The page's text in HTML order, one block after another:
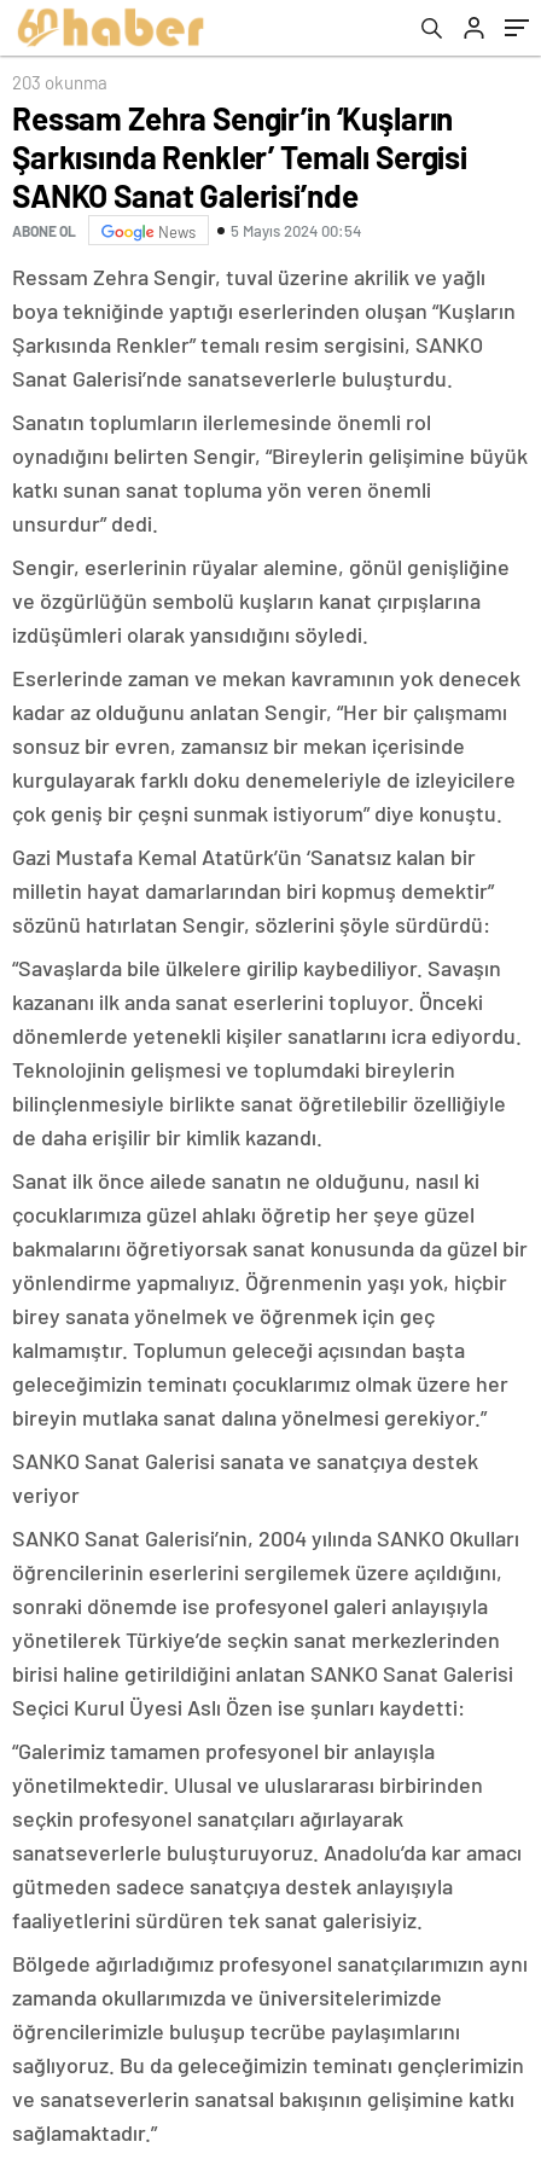
Galerisi’nde
203 okunma
Ressam Zehra Sengir’in ‘Kuşların
Şarkısında Renkler’ Temalı Sergisi
SANKO Sanat Galerisi’nde
ABONE OL News 5 Mayıs 2024 00:54
Ressam Zehra Sengir, tuval üzerine akrilik ve yağlı
boya tekniğinde yaptığı eserlerinden oluşan “Kuşların
Şarkısında Renkler” temalı resim sergisini, SANKO
Sanat Galerisi’nde sanatseverlerle buluşturdu.
Sanatın toplumların ilerlemesinde önemli rol
oynadığını belirten Sengir, “Bireylerin gelişimine büyük
katkı sunan sanat topluma yön veren önemli
unsurdur” dedi.
Sengir, eserlerinin rüyalar alemine, gönül genişliğine
ve özgürlüğün sembolü kuşların kanat çırpışlarına
izdüşümleri olarak yansıdığını söyledi.
Eserlerinde zaman ve mekan kavramının yok denecek
kadar az olduğunu anlatan Sengir, “Her bir çalışmamı
sonsuz bir evren, zamansız bir mekan içerisinde
kurgulayarak farklı doku denemeleriyle de izleyicilere
çok geniş bir çeşni sunmak istiyorum” diye konuştu.
Gazi Mustafa Kemal Atatürk’ün ‘Sanatsız kalan bir
milletin hayat damarlarından biri kopmuş demektir”
sözünü hatırlatan Sengir, sözlerini şöyle sürdürdü:
“Savaşlarda bile ülkelere girilip kaybediliyor. Savaşın
kazananı ilk anda sanat eserlerini topluyor. Önceki
dönemlerde yetenekli kişiler sanatlarını icra ediyordu.
Teknolojinin gelişmesi ve toplumdaki bireylerin
bilinçlenmesiyle birlikte sanat öğretilebilir özelliğiyle
de daha erişilir bir kimlik kazandı.
Sanat ilk önce ailede sanatın ne olduğunu, nasıl ki
çocuklarımıza güzel ahlakı öğretip her şeye güzel
bakmalarını öğretiyorsak sanat konusunda da güzel bir
yönlendirme yapmalıyız. Öğrenmenin yaşı yok, hiçbir
birey sanata yönelmek ve öğrenmek için geç
kalmamıştır. Toplumun geleceği açısından başta
geleceğimizin teminatı çocuklarımız olmak üzere her
bireyin mutlaka sanat dalına yönelmesi gerekiyor.”
SANKO Sanat Galerisi sanata ve sanatçıya destek
veriyor
SANKO Sanat Galerisi’nin, 2004 yılında SANKO Okulları
öğrencilerinin eserlerini sergilemek üzere açıldığını,
sonraki dönemde ise profesyonel galeri anlayışıyla
yönetilerek Türkiye’de seçkin sanat merkezlerinden
birisi haline getirildiğini anlatan SANKO Sanat Galerisi
Seçici Kurul Üyesi Aslı Özen ise şunları kaydetti:
“Galerimiz tamamen profesyonel bir anlayışla
yönetilmektedir. Ulusal ve uluslararası birbirinden
seçkin profesyonel sanatçıları ağırlayarak
sanatseverlerle buluşturuyoruz. Anadolu’da kar amacı
gütmeden sadece sanatçıya destek anlayışıyla
faaliyetlerini sürdüren tek sanat galerisiyiz.
Bölgede ağırladığımız profesyonel sanatçılarımızın aynı
zamanda okullarımızda ve üniversitelerimizde
öğrencilerimizle buluşup tecrübe paylaşımlarını
sağlıyoruz. Bu da geleceğimizin teminatı gençlerimizin
ve sanatseverlerin sanatsal bakışının gelişimine katkı
sağlamaktadır.”